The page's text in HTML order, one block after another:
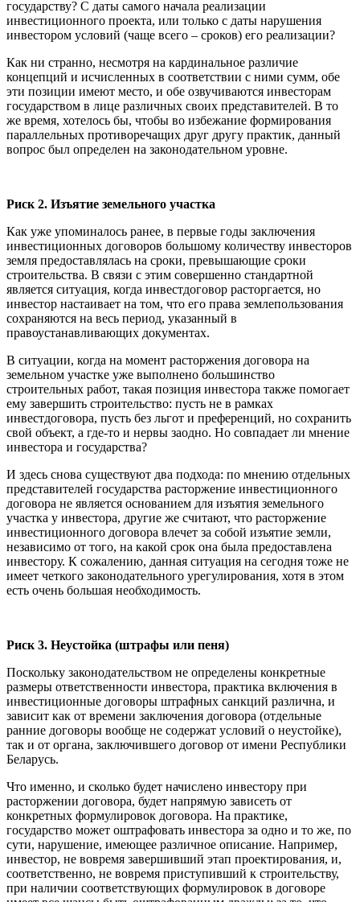
государству? С даты самого начала реализации
инвестиционного проекта, или только с даты нарушения
инвестором условий (чаще всего – сроков) его реализации?
Как ни странно, несмотря на кардинальное различие
концепций и исчисленных в соответствии с ними сумм, обе
эти позиции имеют место, и обе озвучиваются инвесторам
государством в лице различных своих представителей. В то
же время, хотелось бы, чтобы во избежание формирования
параллельных противоречащих друг другу практик, данный
вопрос был определен на законодательном уровне.
Риск 2. Изъятие земельного участка
Как уже упоминалось ранее, в первые годы заключения
инвестиционных договоров большому количеству инвесторов
земля предоставлялась на сроки, превышающие сроки
строительства. В связи с этим совершенно стандартной
является ситуация, когда инвестдоговор расторгается, но
инвестор настаивает на том, что его права землепользования
сохраняются на весь период, указанный в
правоустанавливающих документах.
В ситуации, когда на момент расторжения договора на
земельном участке уже выполнено большинство
строительных работ, такая позиция инвестора также помогает
ему завершить строительство: пусть не в рамках
инвестдоговора, пусть без льгот и преференций, но сохранить
свой объект, а где-то и нервы заодно. Но совпадает ли мнение
инвестора и государства?
И здесь снова существуют два подхода: по мнению отдельных
представителей государства расторжение инвестиционного
договора не является основанием для изъятия земельного
участка у инвестора, другие же считают, что расторжение
инвестиционного договора влечет за собой изъятие земли,
независимо от того, на какой срок она была предоставлена
инвестору. К сожалению, данная ситуация на сегодня тоже не
имеет четкого законодательного урегулирования, хотя в этом
есть очень большая необходимость.
Риск 3. Неустойка (штрафы или пеня)
Поскольку законодательством не определены конкретные
размеры ответственности инвестора, практика включения в
инвестиционные договоры штрафных санкций различна, и
зависит как от времени заключения договора (отдельные
ранние договоры вообще не содержат условий о неустойке),
так и от органа, заключившего договор от имени Республики
Беларусь.
Что именно, и сколько будет начислено инвестору при
расторжении договора, будет напрямую зависеть от
конкретных формулировок договора. На практике,
государство может оштрафовать инвестора за одно и то же, по
сути, нарушение, имеющее различное описание. Например,
инвестор, не вовремя завершивший этап проектирования, и,
соответственно, не вовремя приступивший к строительству,
при наличии соответствующих формулировок в договоре